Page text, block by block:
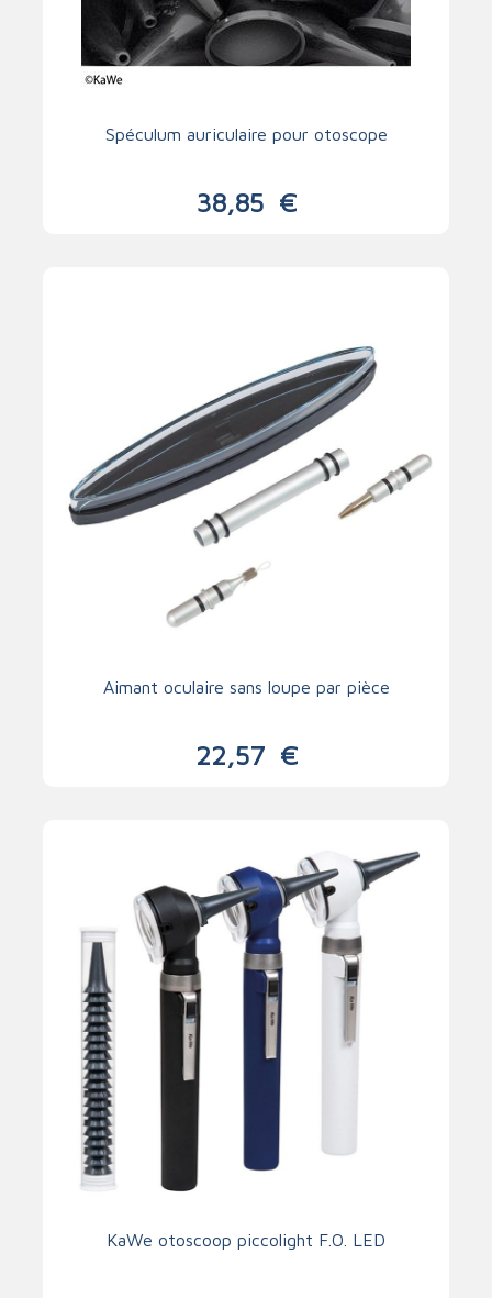
Spéculum auriculaire pour otoscope
38,85 €
Aimant oculaire sans loupe par pièce
22,57 €
KaWe otoscoop piccolight F.O. LED